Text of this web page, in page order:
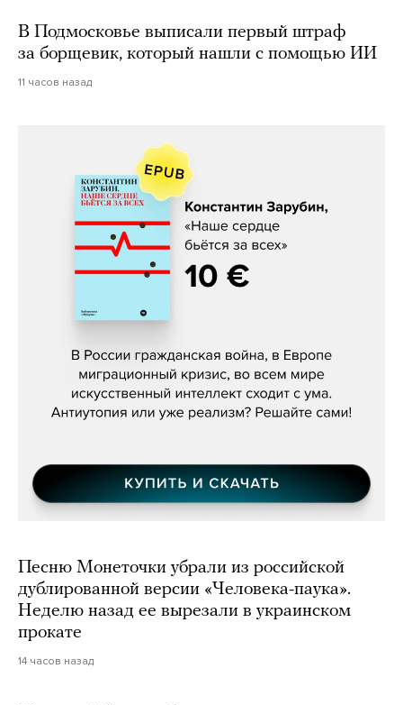
В Подмосковье выписали первый штраф
за борщевик, который нашли с помощью ИИ
11 часов назад
Константин Зарубин, «Наше сердце
Песню Монеточки убрали из российской
дублированной версии «Человека-паука».
Неделю назад ее вырезали в украинском
прокате
14 часов назад